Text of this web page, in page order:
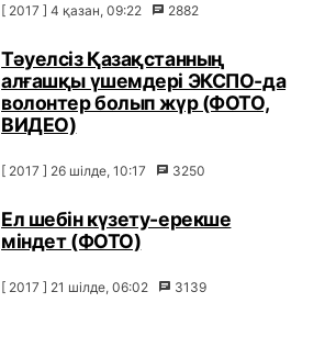
[ 2017 ] 4 қазан, 09:22 2882
Тәуелсіз Қазақстанның
алғашқы үшемдері ЭКСПО-да
волонтер болып жүр (ФОТО,
ВИДЕО)
[ 2017 ] 26 шілде, 10:17 3250
Ел шебін күзету-ерекше
міндет (ФОТО)
[ 2017 ] 21 шілде, 06:02 3139